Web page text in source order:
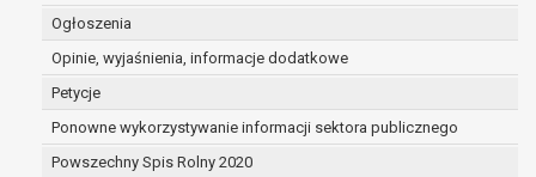
Ogłoszenia
Opinie, wyjaśnienia, informacje dodatkowe
Petycje
Ponowne wykorzystywanie informacji sektora publicznego
Powszechny Spis Rolny 2020
w przypadku gdy:
dane są nieprawidłowe lub
niekompletne;
osobowych (tzw. prawo do bycia
zapomnianym) na podstawie art. 17 RODO,
w przypadku gdy: